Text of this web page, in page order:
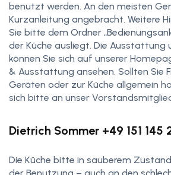
benutzt werden. An den meisten
Kurzanleitung angebracht. Weitere
Sie bitte dem Ordner
der Küche ausliegt. Die Ausstattung
können Sie sich auf unserer
& Ausstattung ansehen. Sollten Sie
Geräten oder zur Küche allgemein
sich bitte an unser
Dietrich Sommer +49 151 145
Die Küche bitte in sauberem